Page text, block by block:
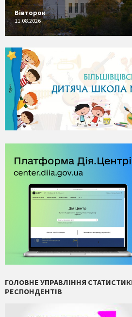
Вівторок
11.08.2026
ГОЛОВНЕ УПРАВЛІННЯ
РЕСПОНДЕНТІВ